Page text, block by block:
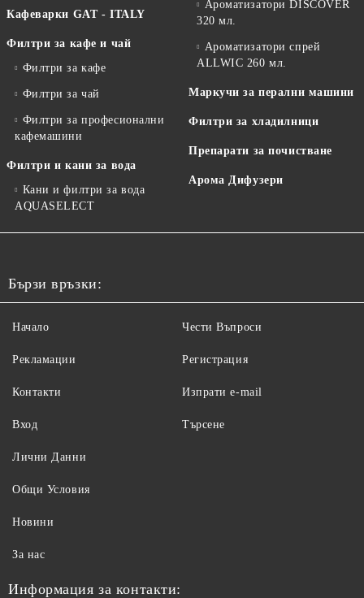
Кафеварки GAT - ITALY
Филтри за кафе и чай
Филтри за кафе
Филтри за чай
Филтри за професионални
кафемашини
Филтри и кани за вода
Кани и филтри за вода
AQUASELECT
Ароматизатори DISCOVER
320 мл.
Ароматизатори спрей
ALLWIC 260 мл.
Маркучи за перални машини
Филтри за хладилници
Препарати за почистване
Арома Дифузери
Бързи връзки:
Начало
Рекламации
Контакти
Вход
Чести Въпроси
Регистрация
Изпрати e-mail
Търсене
Лични Данни
Общи Условия
Новини
За нас
Информация за контакти: